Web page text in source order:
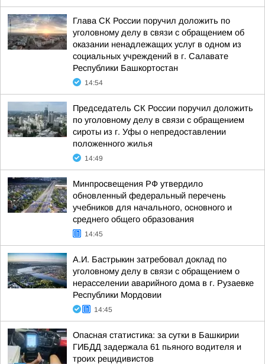
Глава СК России поручил доложить по
уголовному делу в связи с обращением об
оказании ненадлежащих услуг в одном из
социальных учреждений в г. Салавате
Республики Башкортостан
14:54
Председатель СК России поручил доложить
по уголовному делу в связи с обращением
сироты из г. Уфы о непредоставлении
положенного жилья
14:49
Минпросвещения РФ утвердило
обновленный федеральный перечень
учебников для начального, основного и
среднего общего образования
14:45
А.И. Бастрыкин затребовал доклад по
уголовному делу в связи с обращением о
нерасселении аварийного дома в г. Рузаевке
Республики Мордовии
14:45
Опасная статистика: за сутки в Башкирии
ГИБДД задержала 61 пьяного водителя и
троих рецидивистов